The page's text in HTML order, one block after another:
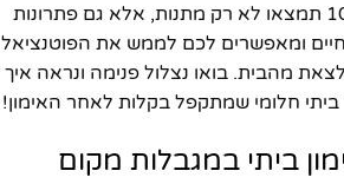
המשחק. אצלנו ב-10Gift תמצאו לא רק מתנות, אלא גם פתרונות
ומאפשרים לכם לממש את הפוטנציאל
מהבית. בואו נצלול פנימה ונראה איך
חלומי שמתקפל בקלות לאחר האימון!
ביתי במגבלות מקום